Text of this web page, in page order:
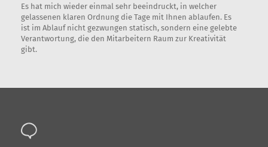
Es hat mich wieder einmal sehr beeindruckt, in welcher
gelassenen klaren Ordnung die Tage mit Ihnen ablaufen. Es
ist im Ablauf nicht gezwungen statisch, sondern eine gelebte
Verantwortung, die den Mitarbeitern Raum zur Kreativität
gibt.